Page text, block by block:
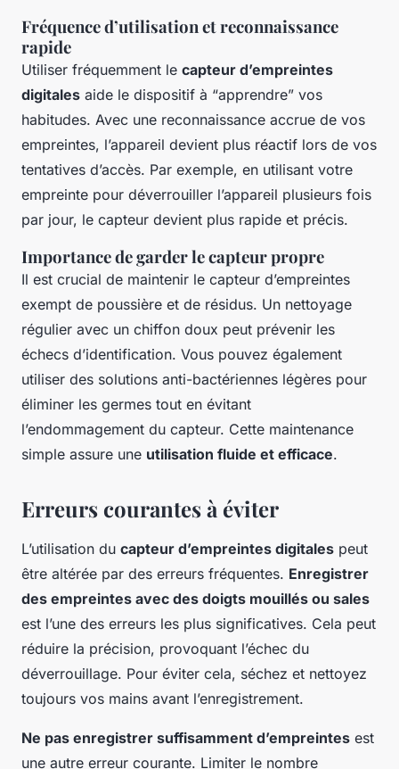
Fréquence d’utilisation et reconnaissance
rapide
Utiliser fréquemment le capteur d’empreintes
digitales aide le dispositif à “apprendre” vos
habitudes. Avec une reconnaissance accrue de vos
empreintes, l’appareil devient plus réactif lors de vos
tentatives d’accès. Par exemple, en utilisant votre
empreinte pour déverrouiller l’appareil plusieurs fois
par jour, le capteur devient plus rapide et précis.
Importance de garder le capteur propre
Il est crucial de maintenir le capteur d’empreintes
exempt de poussière et de résidus. Un nettoyage
régulier avec un chiffon doux peut prévenir les
échecs d’identification. Vous pouvez également
utiliser des solutions anti-bactériennes légères pour
éliminer les germes tout en évitant
l’endommagement du capteur. Cette maintenance
simple assure une utilisation fluide et efficace.
Erreurs courantes à éviter
L’utilisation du capteur d’empreintes digitales peut
être altérée par des erreurs fréquentes. Enregistrer
des empreintes avec des doigts mouillés ou sales
est l’une des erreurs les plus significatives. Cela peut
réduire la précision, provoquant l’échec du
déverrouillage. Pour éviter cela, séchez et nettoyez
toujours vos mains avant l’enregistrement.
Ne pas enregistrer suffisamment d’empreintes est
une autre erreur courante. Limiter le nombre